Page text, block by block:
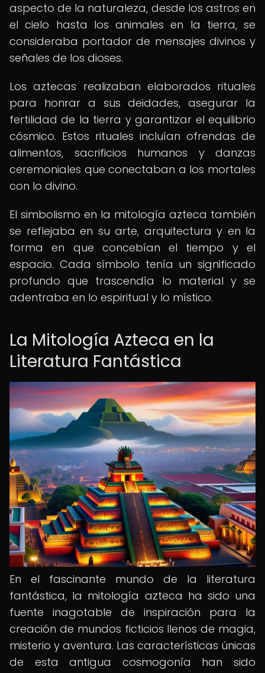
aspecto de la naturaleza, desde los astros en
el cielo hasta los animales en la tierra, se
consideraba portador de mensajes divinos y
señales de los dioses.
Los aztecas realizaban elaborados rituales
para honrar a sus deidades, asegurar la
fertilidad de la tierra y garantizar el equilibrio
cósmico. Estos rituales incluían ofrendas de
alimentos, sacrificios humanos y danzas
ceremoniales que conectaban a los mortales
con lo divino.
El simbolismo en la mitología azteca también
se reflejaba en su arte, arquitectura y en la
forma en que concebían el tiempo y el
espacio. Cada símbolo tenía un significado
profundo que trascendía lo material y se
adentraba en lo espiritual y lo místico.
La Mitología Azteca en la
Literatura Fantástica
En el fascinante mundo de la literatura
fantástica, la mitología azteca ha sido una
fuente inagotable de inspiración para la
creación de mundos ficticios llenos de magia,
misterio y aventura. Las características únicas
de esta antigua cosmogonía han sido